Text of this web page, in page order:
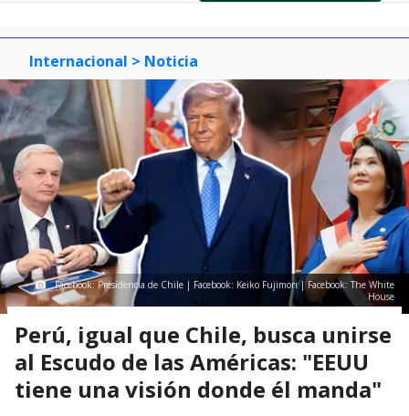
Internacional > Noticia
Facebook: Presidencia de Chile | Facebook: Keiko Fujimori | Facebook: The White
House
Perú, igual que Chile, busca unirse
al Escudo de las Américas: "EEUU
tiene una visión donde él manda"